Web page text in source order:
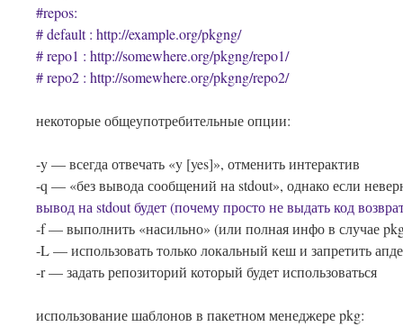
#repos:
# default : http://example.org/pkgng/
# repo1 : http://somewhere.org/pkgng/repo1/
# repo2 : http://somewhere.org/pkgng/repo2/
некоторые общеупотребительные опции:
-y — всегда отвечать «y [yes]», отменить интерактив
-q — «без вывода сообщений на stdout», однако если
вывод на stdout будет (почему просто не выдать код
-f — выполнить «насильно» (или полная инфо в случае
-L — использовать только локальный кеш и запретить
-r — задать репозиторий который будет использоваться
использование шаблонов в пакетном менеджере pkg: